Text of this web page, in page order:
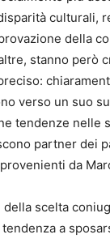
culturali,
della
stanno però
verso un suo
tendenze nelle
partner dei
da
scelta
a